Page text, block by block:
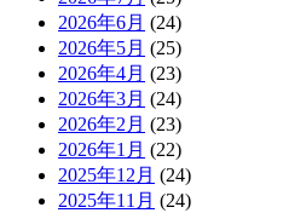
2026年6月 (24)
2026年5月 (25)
2026年4月 (23)
2026年3月 (24)
2026年2月 (23)
2026年1月 (22)
2025年12月 (24)
2025年11月 (24)